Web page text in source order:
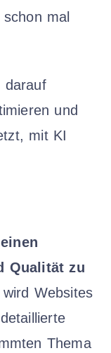
mal
darauf
und
mit KI
Qualität zu
Websites
Thema